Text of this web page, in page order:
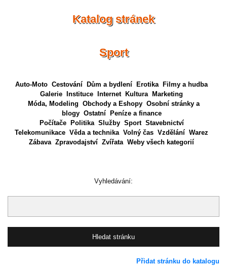
Katalog stránek
Sport
Auto-Moto Cestování Dům a bydlení Erotika
Filmy a hudba
Galerie
Instituce Internet Kultura
Marketing
Móda, Modeling Obchody a Eshopy Osobní stránky a
blogy Ostatní
Peníze a finance
Počítače
Politika Služby Sport Stavebnictví
Telekomunikace Věda a technika Volný čas Vzdělání Warez
Zábava Zpravodajství Zvířata Weby všech kategorií
Vyhledávání:
Přidat stránku do katalogu